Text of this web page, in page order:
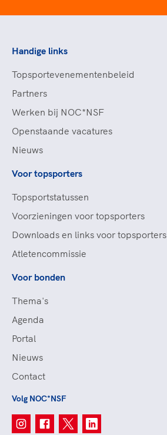
Handige links
Topsportevenementenbeleid
Partners
Werken bij NOC*NSF
Openstaande vacatures
Nieuws
Voor topsporters
Topsportstatussen
Voorzieningen voor topsporters
Downloads en links voor topsporters
Atletencommissie
Voor bonden
Thema's
Agenda
Portal
Nieuws
Contact
Volg NOC*NSF